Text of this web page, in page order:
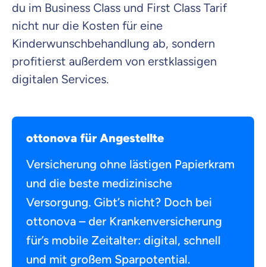
du im Business Class und First Class Tarif
nicht nur die Kosten für eine
Kinderwunschbehandlung ab, sondern
profitierst außerdem von erstklassigen
digitalen Services.
ottonovafür Angestellte
Versicherung ohne lästigen Papierkram
und die beste medizinische
Versorgung. Gibt’s nicht? Doch bei
ottonova – der Krankenversicherung
für’s mobile Zeitalter:digital, schnell
und mit großem Sparpotential.